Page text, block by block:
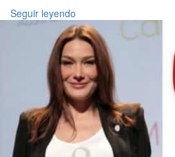
Seguir leyendo